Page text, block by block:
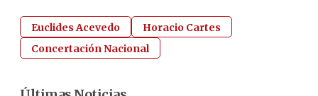
Euclides Acevedo
Horacio Cartes
Concertación Nacional